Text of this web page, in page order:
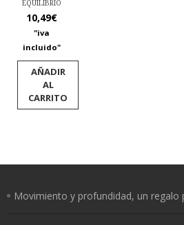
EQUILIBRIO
10,49€
"iva
incluido"
AÑADIR
AL
CARRITO
Movimiento y profundidad, un regalo